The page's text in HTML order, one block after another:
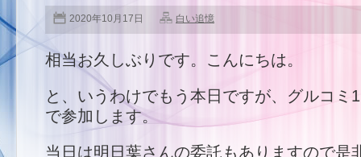
2020年10月17日 白い追憶
相当お久しぶりです。こんにちは。
と、いうわけでもう本日ですが、グルコミ
で参加します。
当日は明日葉さんの委託もありますので是